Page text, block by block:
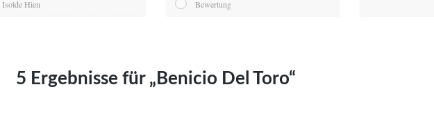
Isolde Hien
Maximilian Kosing
Bewertung
5 Ergebnisse für „Benicio Del Toro“